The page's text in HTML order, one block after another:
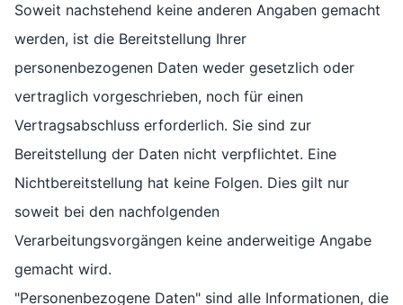
Soweit nachstehend keine anderen Angaben gemacht
werden, ist die Bereitstellung Ihrer
personenbezogenen Daten weder gesetzlich oder
vertraglich vorgeschrieben, noch für einen
Vertragsabschluss erforderlich. Sie sind zur
Bereitstellung der Daten nicht verpflichtet. Eine
Nichtbereitstellung hat keine Folgen. Dies gilt nur
soweit bei den nachfolgenden
Verarbeitungsvorgängen keine anderweitige Angabe
gemacht wird.
"Personenbezogene Daten" sind alle Informationen, die